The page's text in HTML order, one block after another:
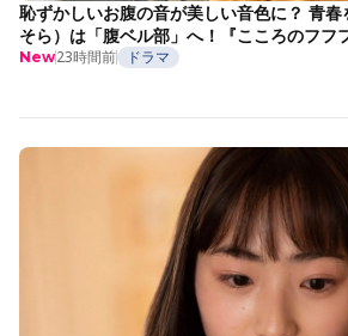
恥ずかしいお腹の音が美しい音色に？ 青
そら）は「腹ベル部」へ！『こころのフフ
New23時間前 ドラマ